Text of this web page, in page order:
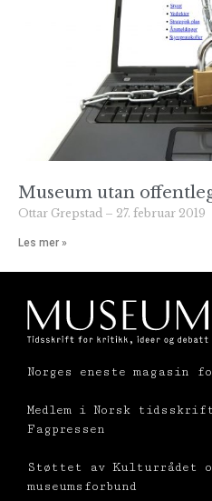
Museum utan
Ottar Grepstad 27. februar 2019
Les mer »
Norges eneste magasin
Medlem i Norsk
Fagpressen
Støttet av Kulturrådet
museumsforbund